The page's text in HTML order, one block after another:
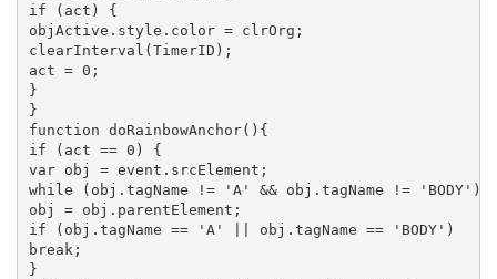
if (act) {
objActive.style.color = clrOrg;
clearInterval(TimerID);
act = 0;
}
}
function doRainbowAnchor(){
if (act == 0) {
var obj = event.srcElement;
while (obj.tagName != 'A' && obj.tagName != 'BODY')
obj = obj.parentElement;
if (obj.tagName == 'A' || obj.tagName == 'BODY')
break;
}